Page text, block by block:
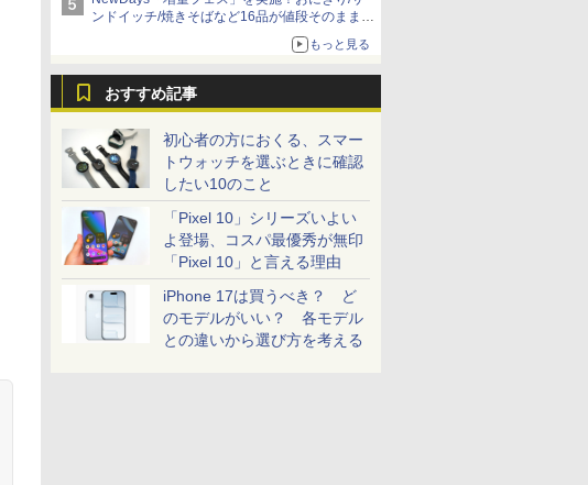
ンドイッチ/焼きそばなど16品が値段そのままで
もっと見る
おすすめ記事
初心者の方におくる、スマー
トウォッチを選ぶときに確認
したい10のこと
「Pixel 10」シリーズいよい
よ登場、コスパ最優秀が無印
「Pixel 10」と言える理由
iPhone 17は買うべき？ ど
のモデルがいい？ 各モデル
との違いから選び方を考える